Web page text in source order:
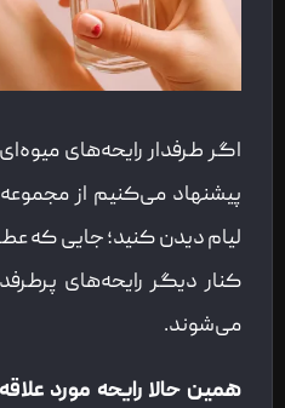
اگر طرفدار رایحه‌های
پیشنهاد می‌کنیم از مجموعه
لیام دیدن کنید؛ جایی که
کنار دیگر رایحه‌های
می‌شوند.
همین حالا رایحه مورد